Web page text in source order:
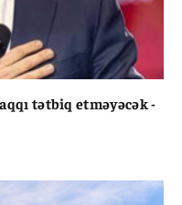
tətbiq etməyəcək -